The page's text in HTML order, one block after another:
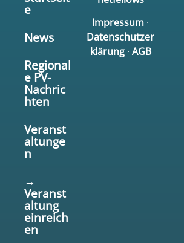
e
News
Regional
e PV-
Nachric
hten
Veranst
altunge
n
→
Veranst
altung
einreich
en
Impressum ·
Datenschutzer
klärung· AGB